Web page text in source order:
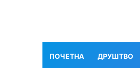
ПОЧЕТНА ДРУШТВО